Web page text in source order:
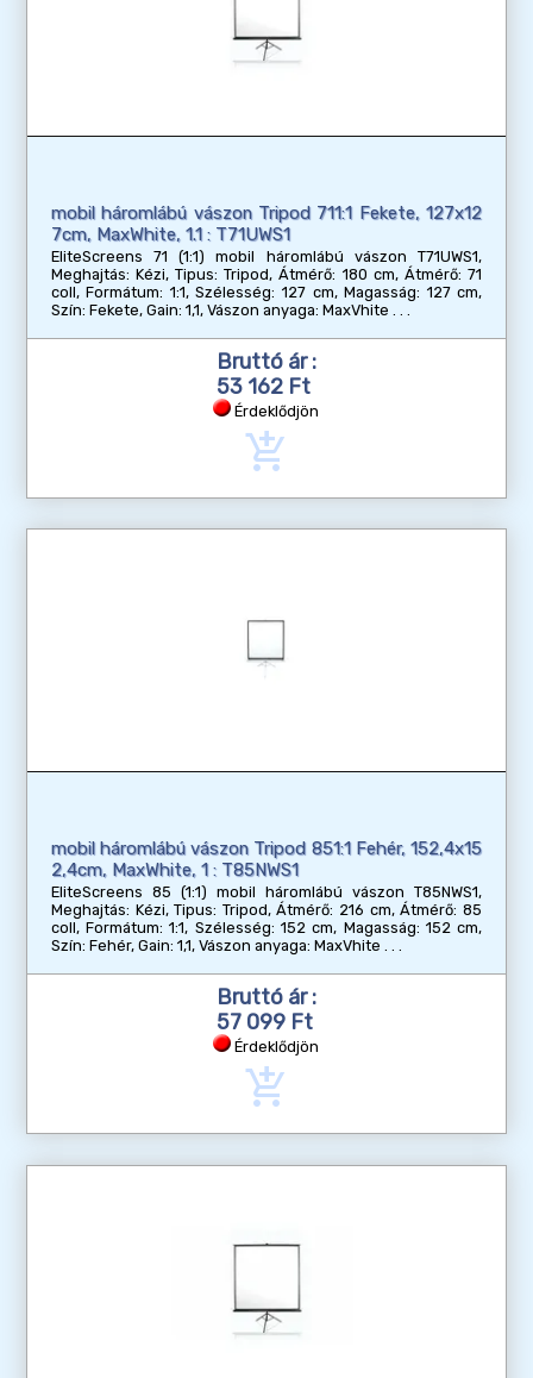
mobil háromlábú vászon Tripod 711:1 Fekete, 127x12
7cm, MaxWhite, 1.1 : T71UWS1
EliteScreens 71 (1:1) mobil háromlábú vászon T71UWS1,
Meghajtás: Kézi, Tipus: Tripod, Átmérő: 180 cm, Átmérő: 71
coll, Formátum: 1:1, Szélesség: 127 cm, Magasság: 127 cm,
Szín: Fekete, Gain: 1,1, Vászon anyaga: MaxVhite
Bruttó ár :
53 162 Ft
Érdeklődjön
add_shopping_cart
mobil háromlábú vászon Tripod 851:1 Fehér, 152,4x15
2,4cm, MaxWhite, 1 : T85NWS1
EliteScreens 85 (1:1) mobil háromlábú vászon T85NWS1,
Meghajtás: Kézi, Tipus: Tripod, Átmérő: 216 cm, Átmérő: 85
coll, Formátum: 1:1, Szélesség: 152 cm, Magasság: 152 cm,
Szín: Fehér, Gain: 1,1, Vászon anyaga: MaxVhite
Bruttó ár :
57 099 Ft
Érdeklődjön
add_shopping_cart